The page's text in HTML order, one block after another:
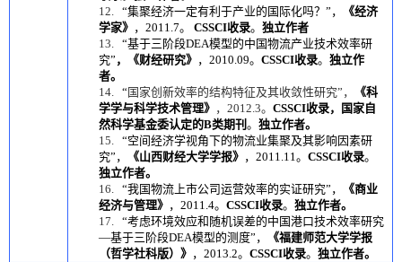
12. “集聚经济一定有利于产业的国际化吗？ ” ，
《经济
学家》 ， 2011.7。 CSSCI收录。 独立作者
13. “基于三阶段DEA模型的中国物流产业技术效率研
究” ，《财经研究》 ， 2010.09。 CSSCI收录。 独立作
者。
14. “国家创新效率的结构特征及其收敛性研究” ，
《科
学学与科学技术管理》 ， 2012.3。 CSSCI收录，国家自
然科学基金委认定的B类期刊 。 独立作者。
15. “空间经济学视角下的物流业集聚及其影响因素研
究” ， 《山西财经大学学报》 ， 2011.11。 CSSCI收录。
独立作者。
16. “我国物流上市公司运营效率的实证研究” ，
《商业
经济与管理》 ， 2011.4。 CSSCI收录。 独立作者。
17. “考虑环境效应和随机误差的中国港口技术效率研究
—基于三阶段DEA模型的测度” ，
《福建师范大学学报
（哲学社科版）》 ， 2013.2。 CSSCI收录。 独立作者。